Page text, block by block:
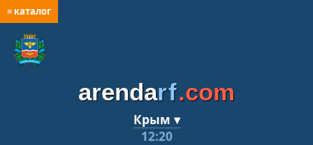
≡ каталог
arendarf.com
Крым ▾
12:20